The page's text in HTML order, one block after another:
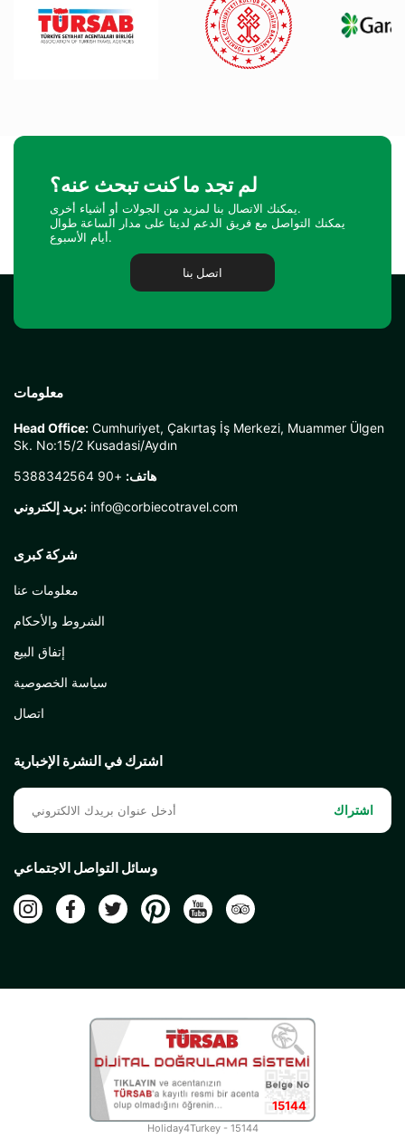
لم تجد ما كنت تبحث عنه؟
يمكنك الاتصال بنا لمزيد من الجولات أو أشياء أخرى.
يمكنك التواصل مع فريق الدعم لدينا على مدار الساعة طوال
أيام الأسبوع.
اتصل بنا
معلومات
Head Office: Cumhuriyet, Çakırtaş İş Merkezi, Muammer Ülgen
Sk. No:15/2 Kusadasi/Aydın
هاتف: +90 5388342564
بريد إلكتروني: info@corbiecotravel.com
شركة كبرى
معلومات عنا
الشروط والأحكام
إتفاق البيع
سياسة الخصوصية
اتصال
اشترك في النشرة الإخبارية
اشتراك
وسائل التواصل الاجتماعي
15144
Holiday4Turkey - 15144